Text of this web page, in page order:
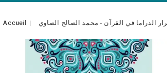
Accueil الدراما في القرآن - محمد الصالح الضاوي